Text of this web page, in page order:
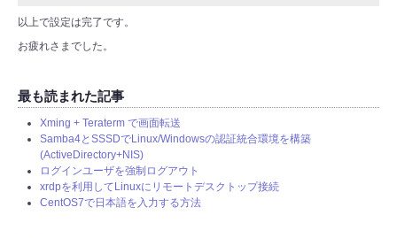
以上で設定は完了です。
お疲れさまでした。
最も読まれた記事
Xming + Teraterm で画面転送
Samba4とSSSDでLinux/Windowsの認証統合環境を構築
(ActiveDirectory+NIS)
ログインユーザを強制ログアウト
xrdpを利用してLinuxにリモートデスクトップ接続
CentOS7で日本語を入力する方法